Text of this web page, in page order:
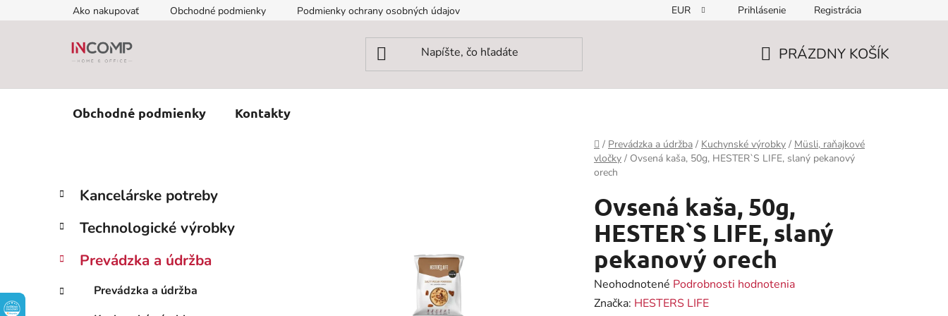
na
Ako nakupovať Obchodné podmienky Podmienky ochrany osobných údajov EUR Prihlásenie Registrácia
PRÁZDNY KOŠÍK
Obchodné podmienky Kontakty
Domov
/ Prevádzka a údržba / Kuchynské výrobky / Müsli, raňajkové
vločky / Ovsená kaša, 50g, HESTER`S LIFE, slaný pekanový
orech
B
č
ý
a
Preskočiť
kategórie
K
a
e
ó
i
Kancelárske potreby
Technologické výrobky
Prevádzka a údržba
Prevádzka a údržba
Ovsená kaša, 50g,
HESTER`S LIFE, slaný
pekanový orech
Priemerné
hodnotenie
Neohodnotené Podrobnosti hodnotenia
Značka: HESTERS LIFE